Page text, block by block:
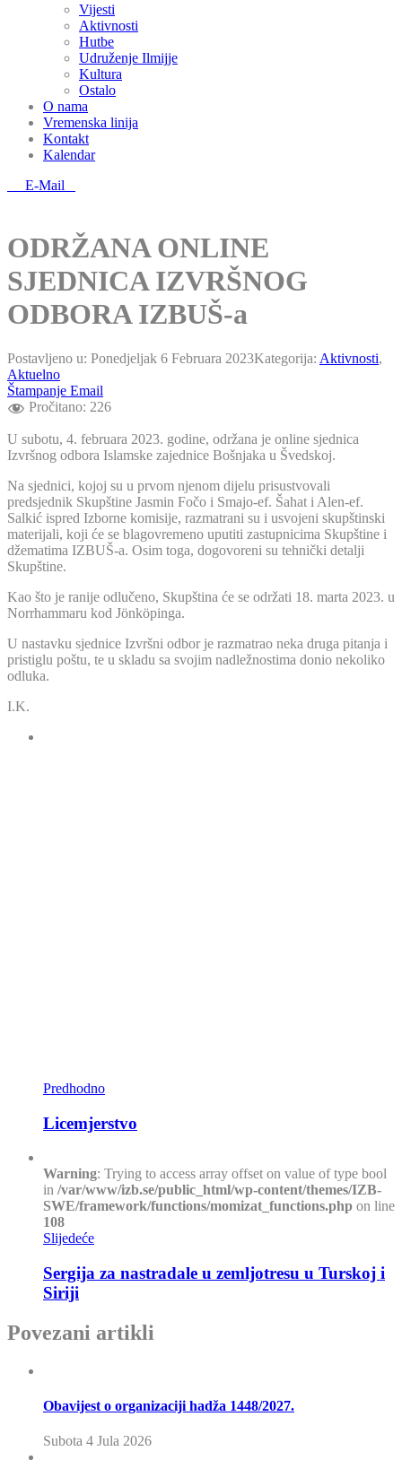
Vijesti
Aktivnosti
Hutbe
Udruženje Ilmijje
Kultura
Ostalo
O nama
Vremenska linija
Kontakt
Kalendar
E-Mail
ODRŽANA ONLINE
SJEDNICA IZVRŠNOG
ODBORA IZBUŠ-a
Postavljeno u: Ponedjeljak 6 Februara 2023Kategorija: Aktivnosti,
Aktuelno
Štampanje Email
Pročitano: 226
U subotu, 4. februara 2023. godine, održana je online sjednica
Izvršnog odbora Islamske zajednice Bošnjaka u Švedskoj.
Na sjednici, kojoj su u prvom njenom dijelu prisustvovali
predsjednik Skupštine Jasmin Fočo i Smajo-ef. Šahat i Alen-ef.
Salkić ispred Izborne komisije, razmatrani su i usvojeni skupštinski
materijali, koji će se blagovremeno uputiti zastupnicima Skupštine i
džematima IZBUŠ-a. Osim toga, dogovoreni su tehnički detalji
Skupštine.
Kao što je ranije odlučeno, Skupština će se održati 18. marta 2023. u
Norrhammaru kod Jönköpinga.
U nastavku sjednice Izvršni odbor je razmatrao neka druga pitanja i
pristiglu poštu, te u skladu sa svojim nadležnostima donio nekoliko
odluka.
I.K.
Predhodno
Licemjerstvo
Warning: Trying to access array offset on value of type bool
in /var/www/izb.se/public_html/wp-content/themes/IZB-
SWE/framework/functions/momizat_functions.php on line
108
Slijedeće
Sergija za nastradale u zemljotresu u Turskoj i
Siriji
Povezani artikli
Obavijest o organizaciji hadža 1448/2027.
Subota 4 Jula 2026